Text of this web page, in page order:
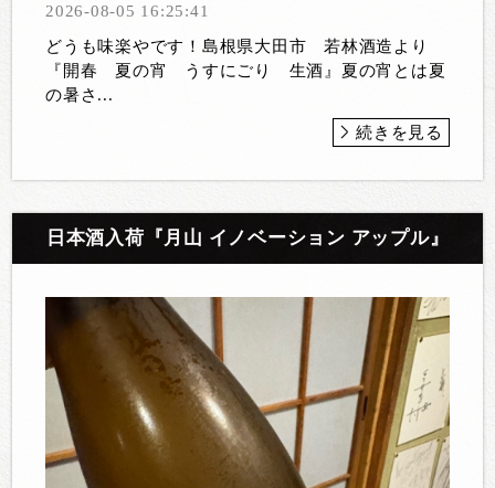
2026-08-05 16:25:41
どうも味楽やです！島根県大田市 若林酒造より
『開春 夏の宵 うすにごり 生酒』夏の宵とは夏
の暑さ...
続きを見る
日本酒入荷『月山 イノベーション アップル』